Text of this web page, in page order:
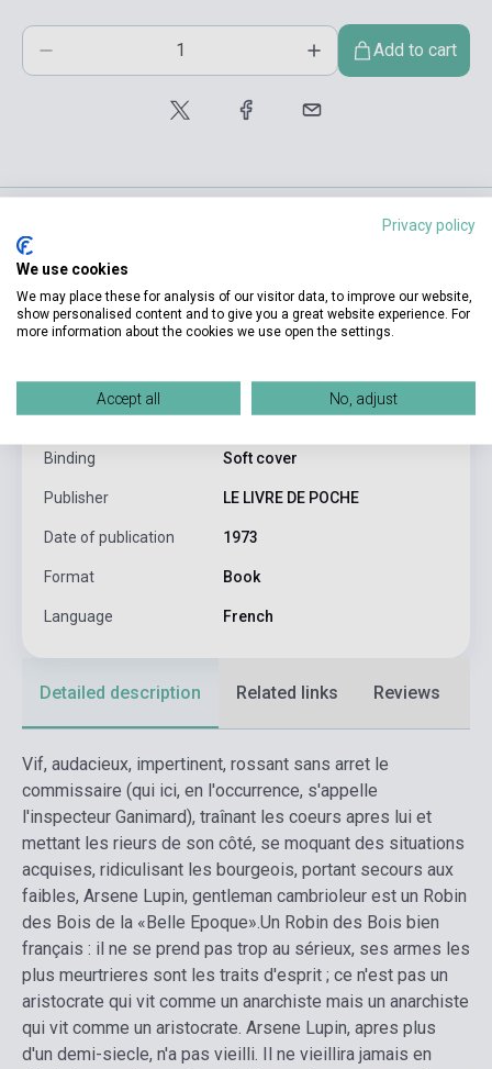
Add to cart
product.attributes
ISBN 9782253002826
Author Maurice Leblanc
Pages 183
Binding Soft cover
Publisher LE LIVRE DE POCHE
Date of publication 1973
Format Book
Language French
Detailed description Related links Reviews
Vif, audacieux, impertinent, rossant sans arret le
commissaire (qui ici, en l'occurrence, s'appelle
l'inspecteur Ganimard), traînant les coeurs apres lui et
mettant les rieurs de son côté, se moquant des situations
acquises, ridiculisant les bourgeois, portant secours aux
faibles, Arsene Lupin, gentleman cambrioleur est un Robin
des Bois de la «Belle Epoque».Un Robin des Bois bien
français : il ne se prend pas trop au sérieux, ses armes les
plus meurtrieres sont les traits d'esprit ; ce n'est pas un
aristocrate qui vit comme un anarchiste mais un anarchiste
qui vit comme un aristocrate. Arsene Lupin, apres plus
d'un demi-siecle, n'a pas vieilli. Il ne vieillira jamais en
Privacy policy
We use cookies
We may place these for analysis of our visitor data, to improve our website,
show personalised content and to give you a great website experience. For
more information about the cookies we use open the settings.
Accept all No, adjust